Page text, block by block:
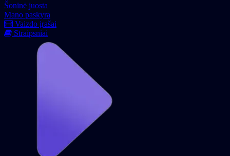
Šoninė juosta
Mano paskyra
Vaizdo įrašai
Straipsniai